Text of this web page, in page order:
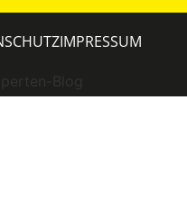
Blog
IMPRESSUM